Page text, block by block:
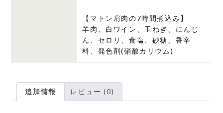
【マトン肩肉の7時間煮込み】
羊肉、白ワイン、玉ねぎ、にんじ
ん、セロリ、食塩、砂糖、香辛
料、発色剤(硝酸カリウム)
追加情報 レビュー (0)